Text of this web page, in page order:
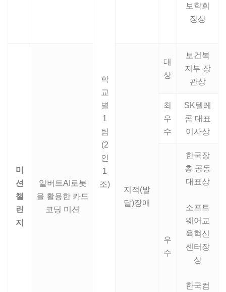
학
교
별
1
팀
(2
인
1
조)
보학회
장상
미
션
챌
린
지
알버트AI로봇
을 활용한 카드
코딩 미션
지적(발
달)장애
대
상
보건복
지부 장
관상
최
우
수
SK텔레
콤 대표
이사상
우
수
한국장
총 공동
대표상
소프트
웨어교
육혁신
센터장
상
한국컴